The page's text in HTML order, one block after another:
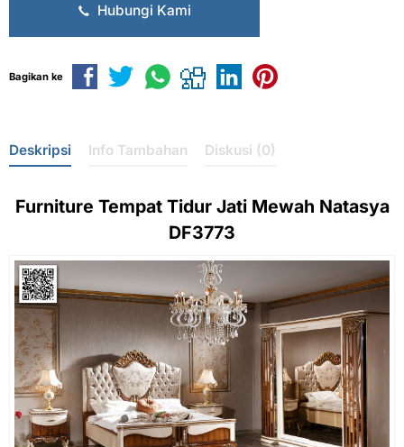
Hubungi Kami
Bagikan ke
Deskripsi Info Tambahan Diskusi (0)
Furniture Tempat Tidur JatiMewah Natasya
DF3773